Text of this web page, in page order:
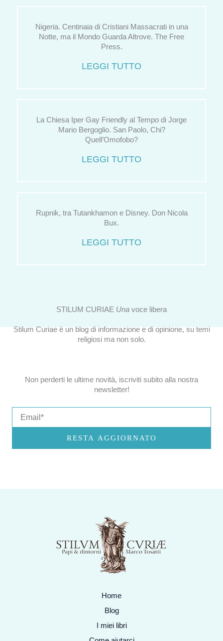
Nigeria. Centinaia di Cristiani Massacrati in una
Notte, ma il Mondo Guarda Altrove. The Free
Press.
LEGGI TUTTO
La Chiesa Iper Gay Friendly al Tempo di Jorge
Mario Bergoglio. San Paolo, Chi?
Quell’Omofobo?
LEGGI TUTTO
Rupnik, tra Tutankhamon e Disney. Don Nicola
Bux.
LEGGI TUTTO
STILUM CURIAE Una voce libera
Stilum Curiae è un blog di informazione e di opinione, su temi
religiosi ma non solo.
Non perderti le ultime novità, iscriviti subito alla nostra
newsletter!
RESTA AGGIORNATO
Home
Blog
I miei libri